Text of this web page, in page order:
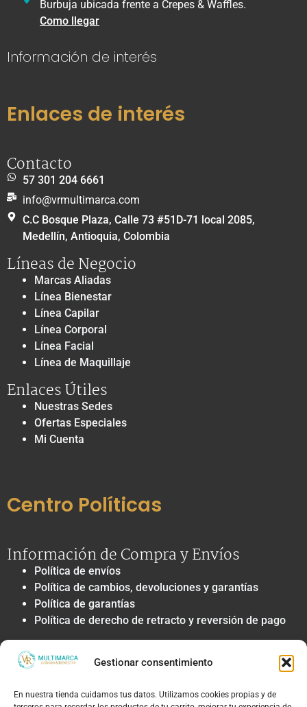
Gestionar consentimiento
En nuestra tienda cuidamos tus datos. Utilizamos cookies propias y de
Burbuja ubicada frente a Crepes & Waffles.
Como llegar
Información de interés
Enlaces de interés
Contacto
57 301 204 6661
info@vrmultimarca.com
C.C Bosque Plaza, Calle 73 #51D-71 local 2085,
Medellín, Antioquia, Colombia
Líneas de Negocio
Marcas Aliadas
Línea Bienestar
Línea Capilar
Línea Corporal
Línea Facial
Línea de Maquillaje
Enlaces Útiles
Nuestras Sedes
Ofertas Especiales
Mi Cuenta
Centro Políticas
Información de Compra y Envíos
Política de envíos
Política de cambios, devoluciones y garantías
Política de garantías
Política de derecho de retracto y reversión de pago
Privacidad y Tratamiento de Datos
Política de privacidad y tratamiento de datos
Autorización de contacto, marketing y